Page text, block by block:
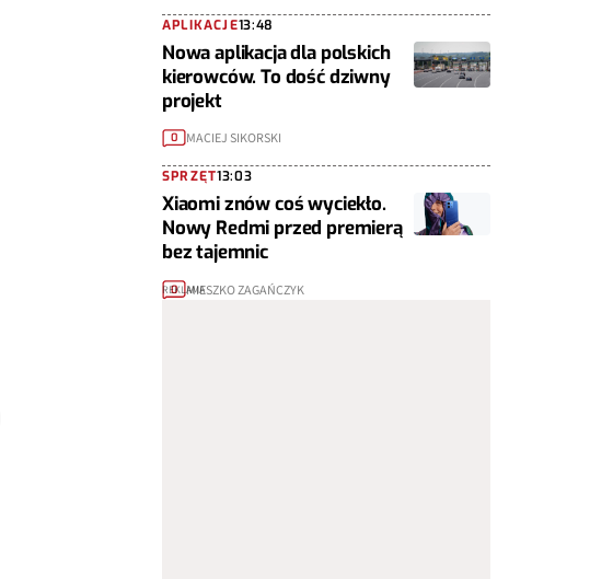
APLIKACJE13:48
Nowa aplikacja dla polskich
kierowców. To dość dziwny
projekt
0 MACIEJ SIKORSKI
SPRZĘT13:03
Xiaomi znów coś wyciekło.
Nowy Redmi przed premierą
bez tajemnic
0 MIESZKO ZAGAŃCZYK